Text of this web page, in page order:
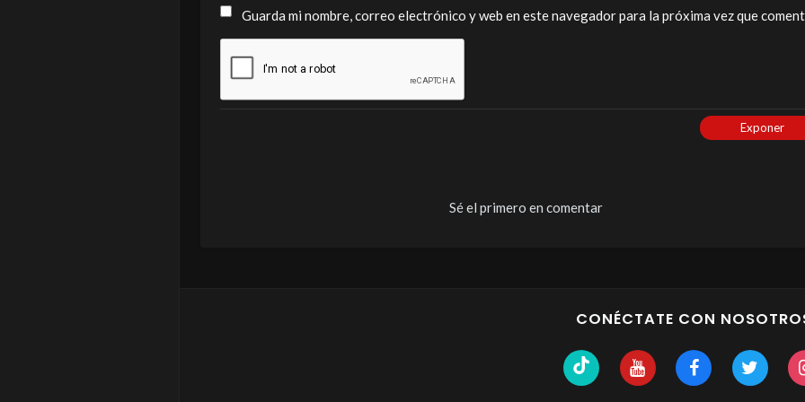
Guarda mi nombre, correo electrónico y web en este navegador para la próxima vez que
Exponer
Sé el primero en comentar
CONÉCTATE CON